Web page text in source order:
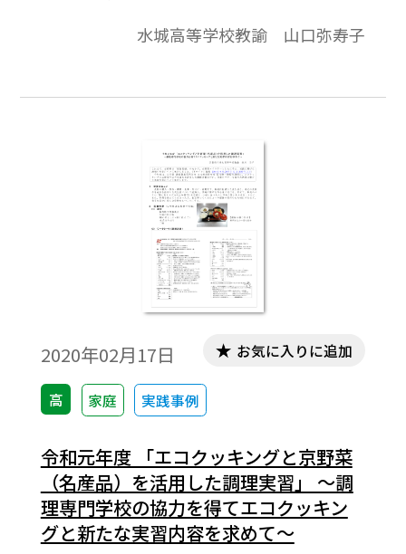
力を備え，しかも心情豊かで個性ある人間
平成29年度から入学生全員一人一台のタブ
ゆる場所で生徒の興味・関心・可能性を引
き出し，主体的な学びを実践している。家
庭科は1年次「家庭基礎」を2単位で行って
いる。単位数が少ない中，自主的な学び・
実践力を培う授業を目標に行っている。
水城高等学校教諭 山口弥寿子
2020年02月17日
高 家庭 実践事例
お気に入りに追加
令和元年度 「エコクッキングと京野菜
（名産品）を活用した調理実習」 ～調
理専門学校の協力を得てエコクッキン
グと新たな実習内容を求めて～